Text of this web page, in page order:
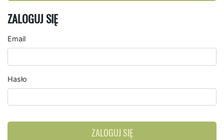
ZALOGUJ SIĘ
Email
Hasło
ZALOGUJ SIĘ